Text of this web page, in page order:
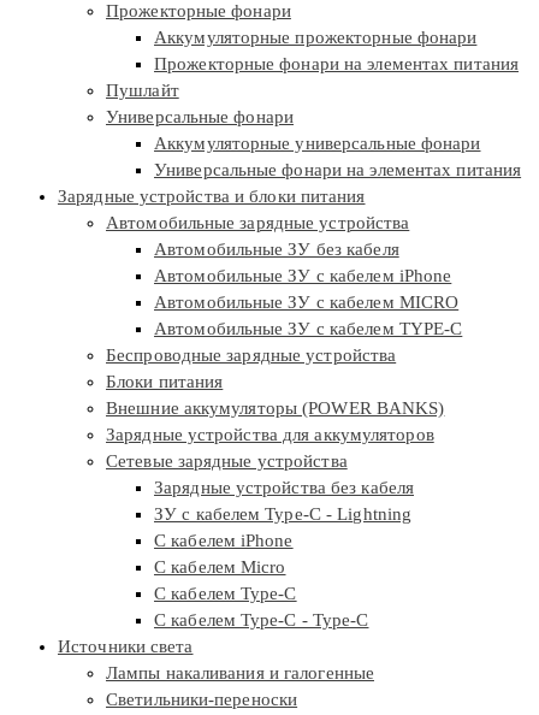
Прожекторные фонари
Аккумуляторные прожекторные фонари
Прожекторные фонари на элементах питания
Пушлайт
Универсальные фонари
Аккумуляторные универсальные фонари
Универсальные фонари на элементах питания
Зарядные устройства и блоки питания
Автомобильные зарядные устройства
Автомобильные ЗУ без кабеля
Автомобильные ЗУ с кабелем iPhone
Автомобильные ЗУ с кабелем MICRO
Автомобильные ЗУ с кабелем TYPE-C
Беспроводные зарядные устройства
Блоки питания
Внешние аккумуляторы (POWER BANKS)
Зарядные устройства для аккумуляторов
Сетевые зарядные устройства
Зарядные устройства без кабеля
ЗУ с кабелем Type-C - Lightning
С кабелем iPhone
С кабелем Micro
С кабелем Type-C
С кабелем Type-C - Type-C
Источники света
Лампы накаливания и галогенные
Светильники-переноски